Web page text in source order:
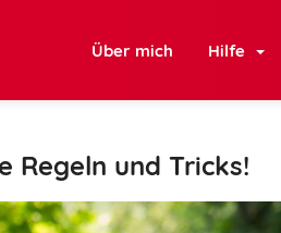
Über mich Hilfe
Regeln und Tricks!